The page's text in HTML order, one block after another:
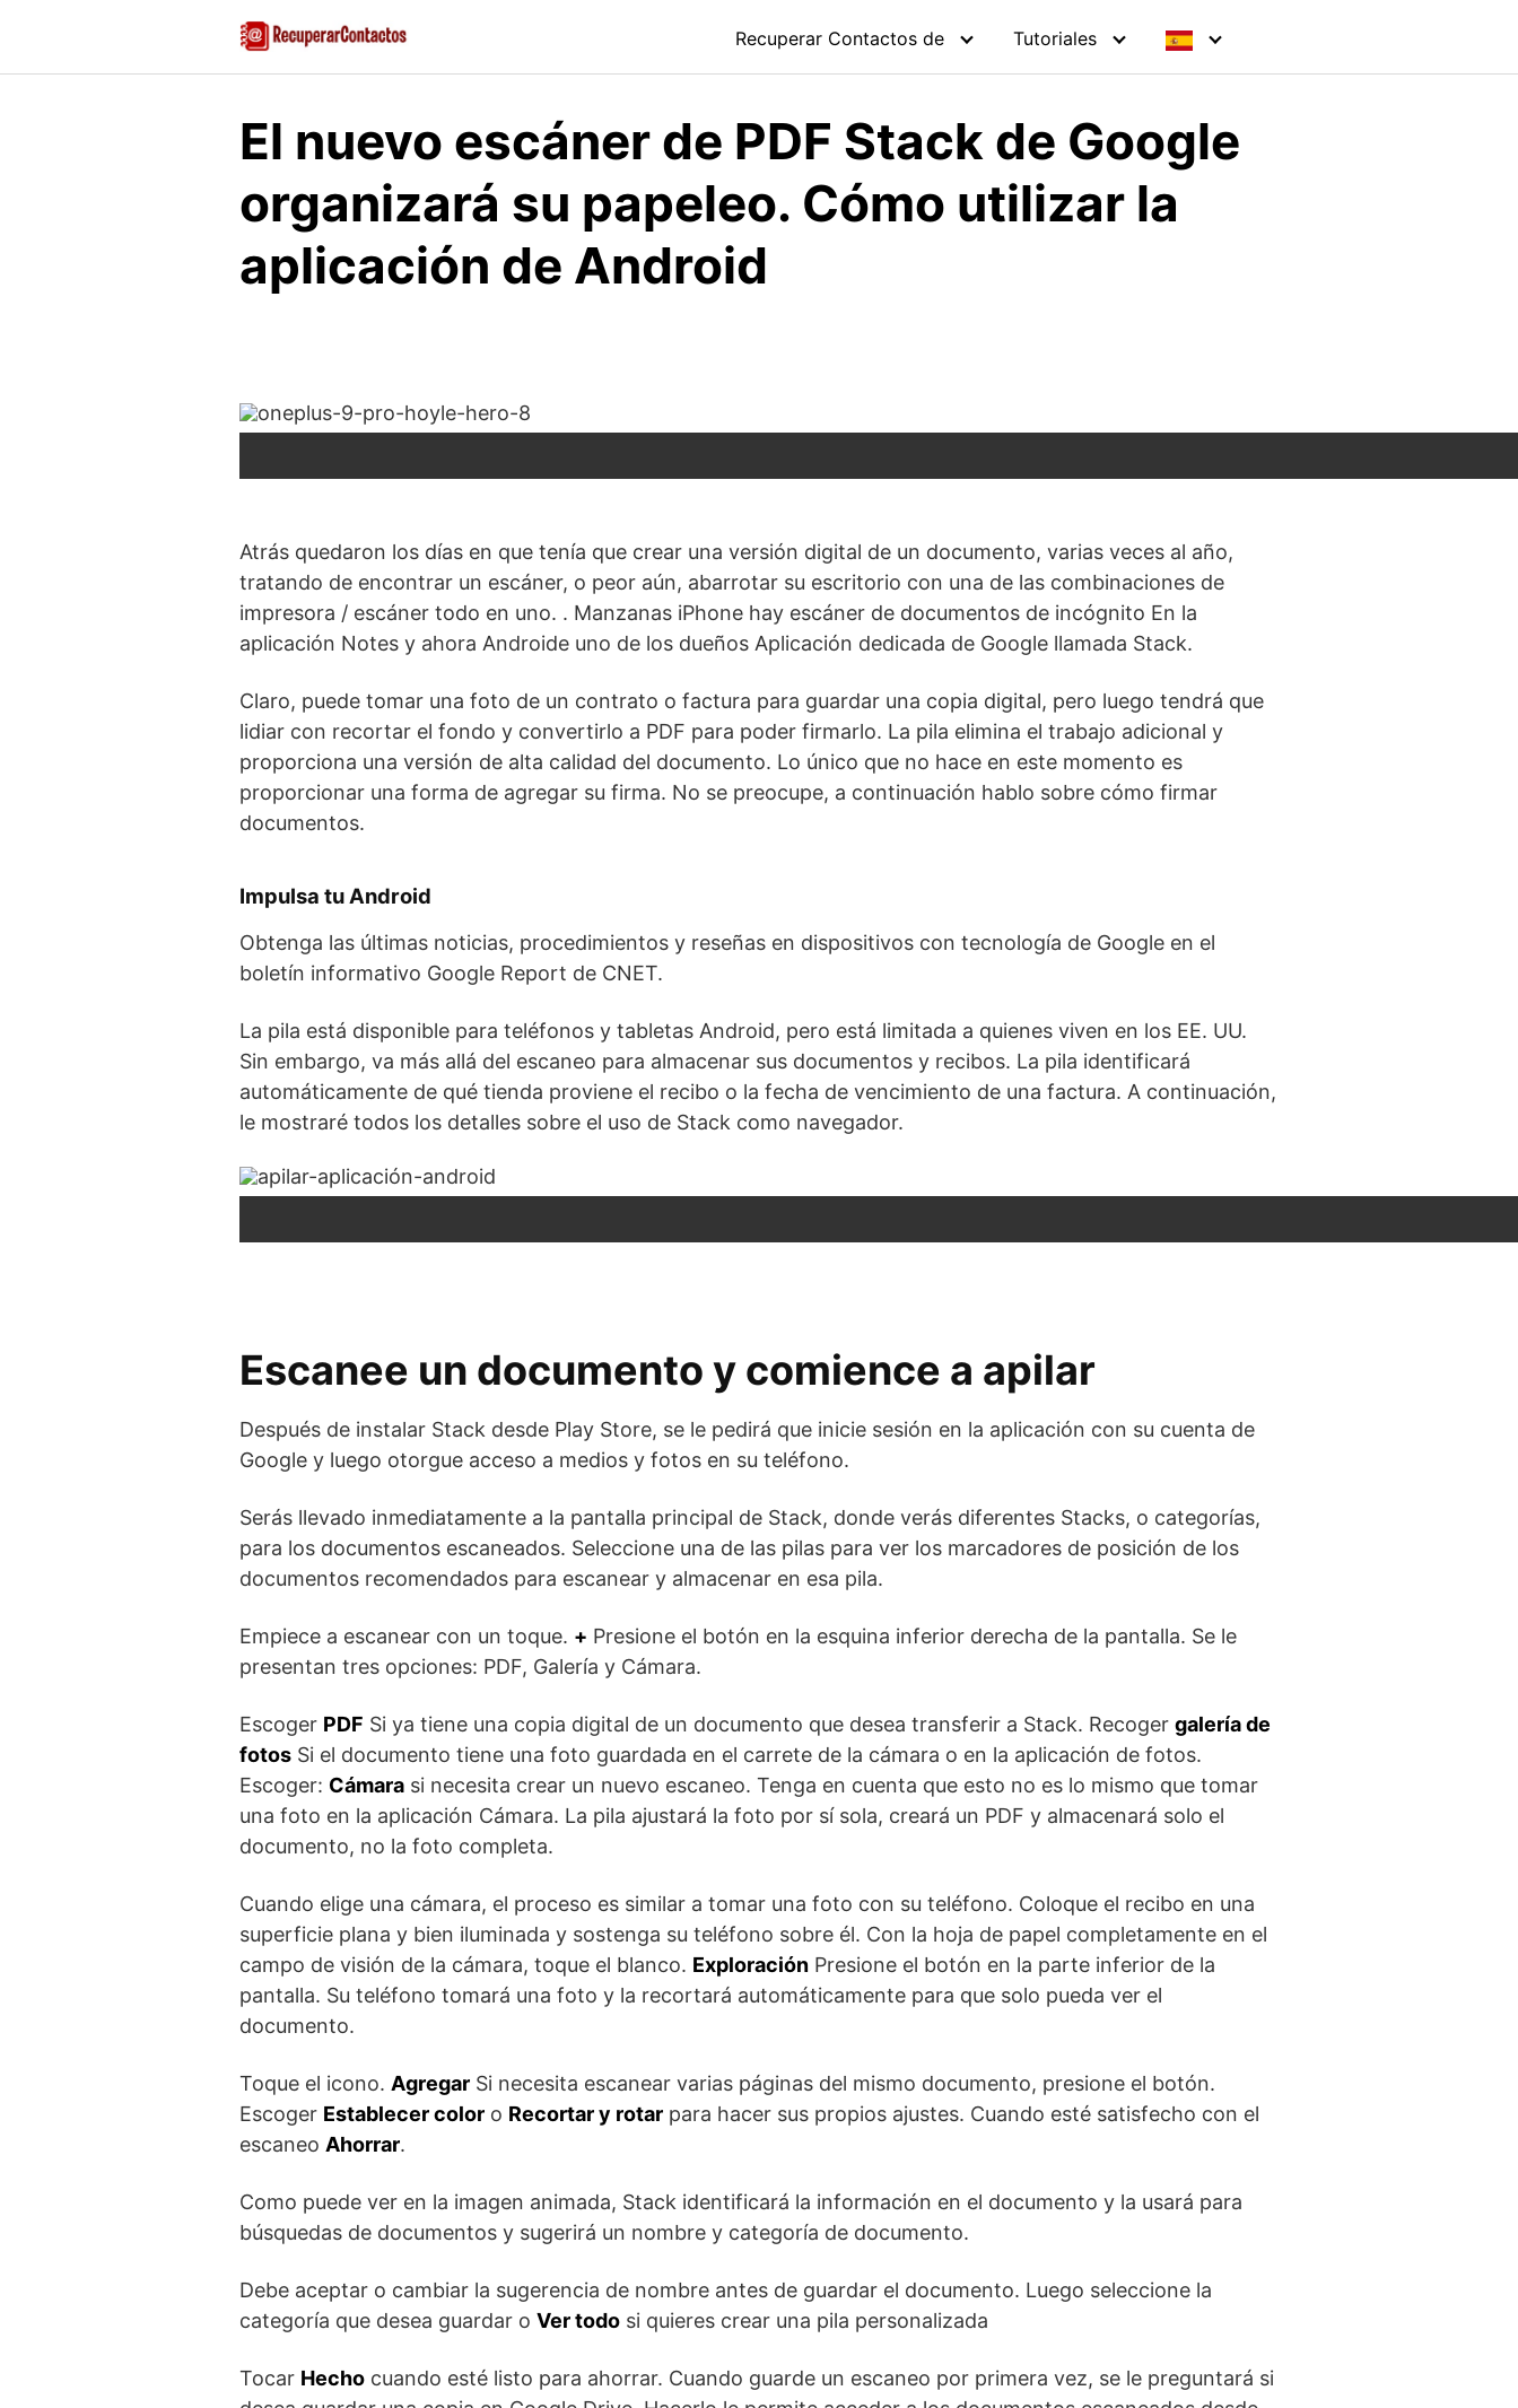
Recuperar Contactos de Tutoriales
El nuevo escáner de PDF Stack de Google
organizará su papeleo. Cómo utilizar la
aplicación de Android
Atrás quedaron los días en que tenía que crear una versión digital de un documento, varias veces al año,
tratando de encontrar un escáner, o peor aún, abarrotar su escritorio con una de las combinaciones de
impresora / escáner todo en uno. . Manzanas iPhone hay escáner de documentos de incógnito En la
aplicación Notes y ahora Androide uno de los dueños Aplicación dedicada de Google llamada Stack.
Claro, puede tomar una foto de un contrato o factura para guardar una copia digital, pero luego tendrá que
lidiar con recortar el fondo y convertirlo a PDF para poder firmarlo. La pila elimina el trabajo adicional y
proporciona una versión de alta calidad del documento. Lo único que no hace en este momento es
proporcionar una forma de agregar su firma. No se preocupe, a continuación hablo sobre cómo firmar
documentos.
Impulsa tu Android
Obtenga las últimas noticias, procedimientos y reseñas en dispositivos con tecnología de Google en el
boletín informativo Google Report de CNET.
La pila está disponible para teléfonos y tabletas Android, pero está limitada a quienes viven en los EE. UU.
Sin embargo, va más allá del escaneo para almacenar sus documentos y recibos. La pila identificará
automáticamente de qué tienda proviene el recibo o la fecha de vencimiento de una factura. A continuación,
le mostraré todos los detalles sobre el uso de Stack como navegador.
Escanee un documento y comience a apilar
Después de instalar Stack desde Play Store, se le pedirá que inicie sesión en la aplicación con su cuenta de
Google y luego otorgue acceso a medios y fotos en su teléfono.
Serás llevado inmediatamente a la pantalla principal de Stack, donde verás diferentes Stacks, o categorías,
para los documentos escaneados. Seleccione una de las pilas para ver los marcadores de posición de los
documentos recomendados para escanear y almacenar en esa pila.
Empiece a escanear con un toque. + Presione el botón en la esquina inferior derecha de la pantalla. Se le
presentan tres opciones: PDF, Galería y Cámara.
Escoger PDF Si ya tiene una copia digital de un documento que desea transferir a Stack. Recoger galería de
fotos Si el documento tiene una foto guardada en el carrete de la cámara o en la aplicación de fotos.
Escoger: Cámara si necesita crear un nuevo escaneo. Tenga en cuenta que esto no es lo mismo que tomar
una foto en la aplicación Cámara. La pila ajustará la foto por sí sola, creará un PDF y almacenará solo el
documento, no la foto completa.
Cuando elige una cámara, el proceso es similar a tomar una foto con su teléfono. Coloque el recibo en una
superficie plana y bien iluminada y sostenga su teléfono sobre él. Con la hoja de papel completamente en el
campo de visión de la cámara, toque el blanco. Exploración Presione el botón en la parte inferior de la
pantalla. Su teléfono tomará una foto y la recortará automáticamente para que solo pueda ver el
documento.
Toque el icono. Agregar Si necesita escanear varias páginas del mismo documento, presione el botón.
Escoger Establecer color o Recortar y rotar para hacer sus propios ajustes. Cuando esté satisfecho con el
escaneo Ahorrar.
Como puede ver en la imagen animada, Stack identificará la información en el documento y la usará para
búsquedas de documentos y sugerirá un nombre y categoría de documento.
Debe aceptar o cambiar la sugerencia de nombre antes de guardar el documento. Luego seleccione la
categoría que desea guardar o Ver todo si quieres crear una pila personalizada
Tocar Hecho cuando esté listo para ahorrar. Cuando guarde un escaneo por primera vez, se le preguntará si